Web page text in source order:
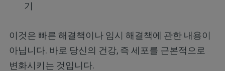
기
이것은 빠른 해결책이나 임시 해결책에 관한 내용이
아닙니다. 바로 당신의 건강, 즉 세포를 근본적으로
변화시키는 것입니다.